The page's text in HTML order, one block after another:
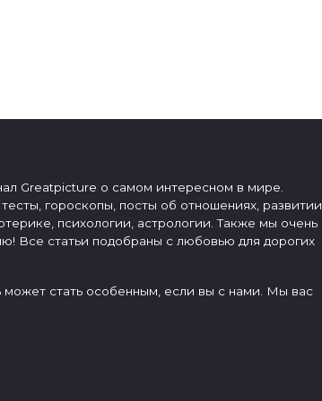
Greatpicture о самом интересном в мире.
гороскопы, посты об отношениях, развитии
психологии, астрологии. Также мы очень
Все статьи подобраны с любовью для дорогих
может стать особенным, если вы с нами. Мы вас